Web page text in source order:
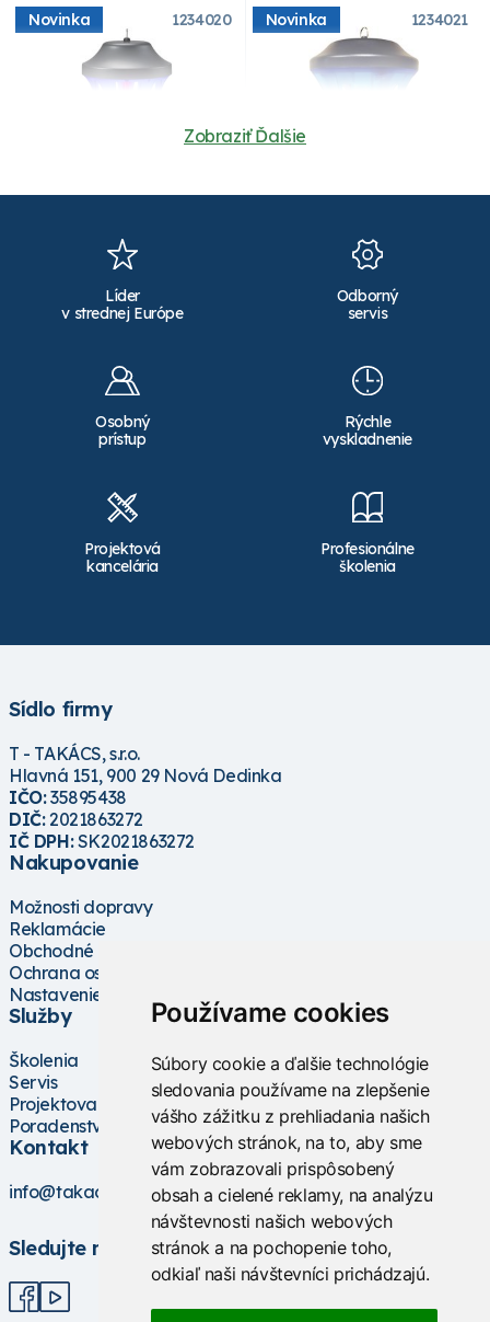
Používame cookies
Súbory cookie a ďalšie technológie
sledovania používame na zlepšenie
vášho zážitku z prehliadania našich
webových stránok, na to, aby sme
vám zobrazovali prispôsobený
obsah a cielené reklamy, na analýzu
návštevnosti našich webových
stránok a na pochopenie toho,
odkiaľ naši návštevníci prichádzajú.
Novinka 1234020
Pasca na hmyz GF-
Skladom
registrujte
Novinka 1234021
Pasca na hmyz GF-
Skladom
registrujte
Zobraziť Ďalšie
Líder
v strednej Európe
Odborný
servis
Osobný
prístup
Rýchle
vyskladnenie
Projektová
kancelária
Profesionálne
školenia
Sídlo firmy
T - TAKÁCS, s.r.o.
Hlavná 151, 900 29 Nová Dedinka
IČO:35895438
DIČ:2021863272
IČ DPH:SK2021863272
Nakupovanie
Možnosti dopravy
Reklamácie
Obchodné podmienky
Ochrana osobných údajov
Nastavenie cookies
Služby
Školenia
Servis
Projektovanie
Poradenstvo
Kontakt
info@takacs.sk
Sledujte nás